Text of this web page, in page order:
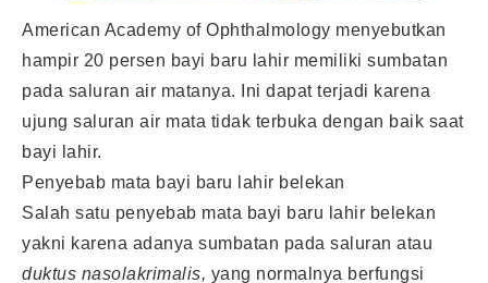
American Academy of Ophthalmology menyebutkan
hampir 20 persen bayi baru lahir memiliki sumbatan
pada saluran air matanya. Ini dapat terjadi karena
ujung saluran air mata tidak terbuka dengan baik saat
bayi lahir.
Penyebab mata bayi baru lahir belekan
Salah satu penyebab mata bayi baru lahir belekan
yakni karena adanya sumbatan pada saluran atau
duktus nasolakrimalis, yang normalnya berfungsi